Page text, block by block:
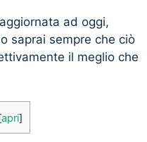
ad oggi,
saprai sempre che ciò
il meglio che
apri]